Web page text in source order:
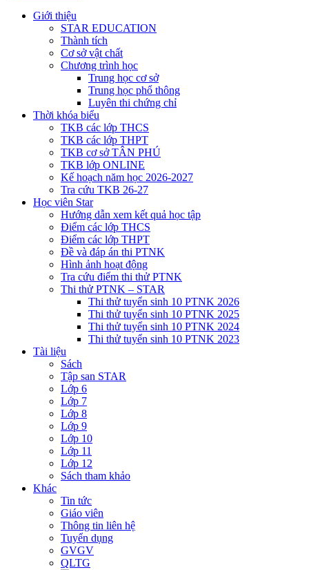
Giới thiệu
STAR EDUCATION
Thành tích
Cơ sở vật chất
Chương trình học
Trung học cơ sở
Trung học phổ thông
Luyên thi chứng chỉ
Thời khóa biểu
TKB các lớp THCS
TKB các lớp THPT
TKB cơ sở TÂN PHÚ
TKB lớp ONLINE
Kế hoạch năm học 2026-2027
Tra cứu TKB 26-27
Học viên Star
Hướng dẫn xem kết quả học tập
Điểm các lớp THCS
Điểm các lớp THPT
Đề và đáp án thi PTNK
Hình ảnh hoạt động
Tra cứu điểm thi thử PTNK
Thi thử PTNK – STAR
Thi thử tuyển sinh 10 PTNK 2026
Thi thử tuyển sinh 10 PTNK 2025
Thi thử tuyển sinh 10 PTNK 2024
Thi thử tuyển sinh 10 PTNK 2023
Tài liệu
Sách
Tập san STAR
Lớp 6
Lớp 7
Lớp 8
Lớp 9
Lớp 10
Lớp 11
Lớp 12
Sách tham khảo
Khác
Tin tức
Giáo viên
Thông tin liên hệ
Tuyển dụng
GVGV
QLTG